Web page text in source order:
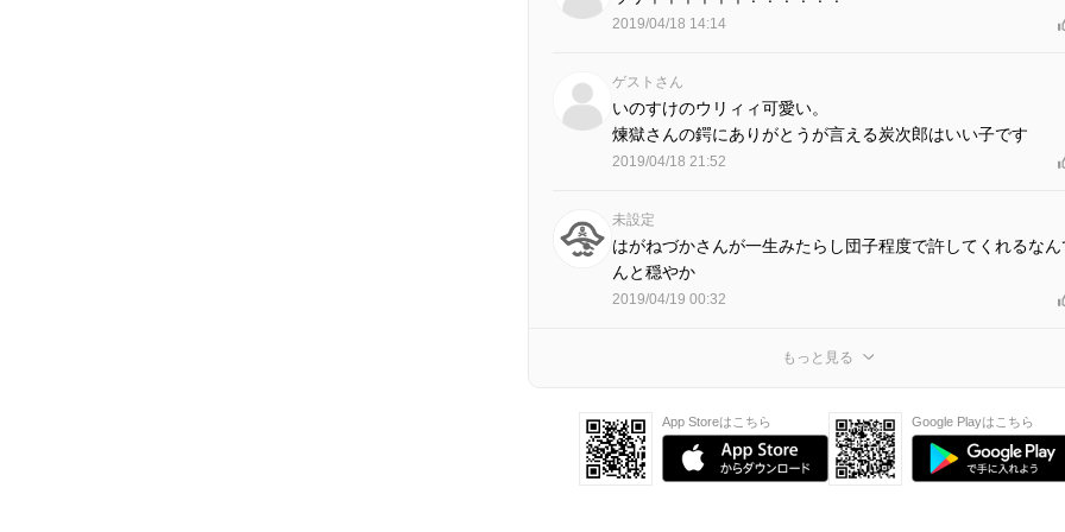
2019/04/18 14:14
ゲストさん
いのすけのウリィィ可愛い。
煉獄さんの鍔にありがとうが言える炭次郎はいい子です
2019/04/18 21:52
未設定
はがねづかさんが一生みたらし団子程度で許してくれるなん
んと穏やか
2019/04/19 00:32
もっと見る
App Storeはこちら Google Playはこちら